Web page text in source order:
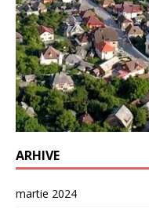
ARHIVE
martie 2024